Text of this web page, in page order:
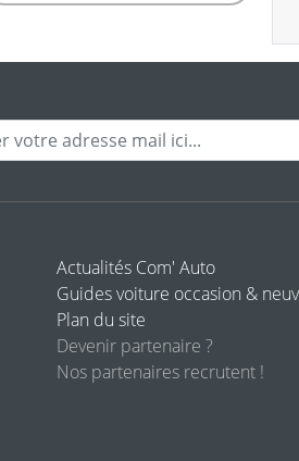
Actualités Com' Auto
Guides voiture occasion &
Plan du site
Devenir partenaire ?
Nos partenaires recrutent !